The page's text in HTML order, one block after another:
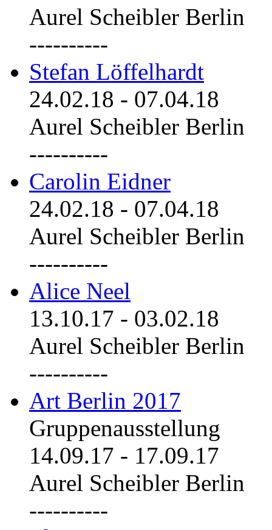
Aurel Scheibler Berlin
----------
Stefan Löffelhardt
24.02.18 - 07.04.18
Aurel Scheibler Berlin
----------
Carolin Eidner
24.02.18 - 07.04.18
Aurel Scheibler Berlin
----------
Alice Neel
13.10.17 - 03.02.18
Aurel Scheibler Berlin
----------
Art Berlin 2017
Gruppenausstellung
14.09.17 - 17.09.17
Aurel Scheibler Berlin
----------